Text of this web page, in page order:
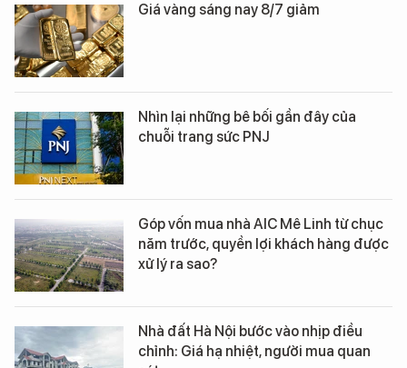
Giá vàng sáng nay 8/7 giảm
Nhìn lại những bê bối gần đây của
chuỗi trang sức PNJ
Góp vốn mua nhà AIC Mê Linh từ chục
năm trước, quyền lợi khách hàng được
xử lý ra sao?
Nhà đất Hà Nội bước vào nhịp điều
chỉnh: Giá hạ nhiệt, người mua quan